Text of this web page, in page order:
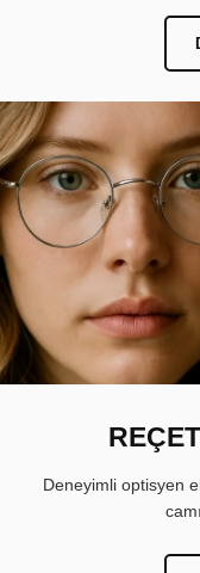
Deneyimli optisyen